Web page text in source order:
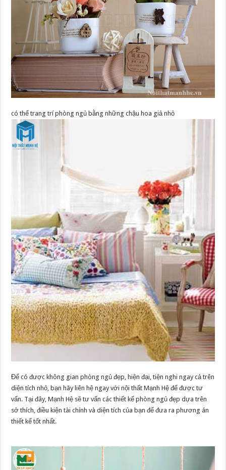
có thể trang trí phòng ngủ bằng những chậu hoa giả nhỏ
Để có được không gian phòng ngủ đẹp, hiện đại, tiện nghi ngay cả trên
diện tích nhỏ, bạn hãy liên hệ ngay với nội thất Mạnh Hệ để được tư
vấn. Tại đây, Mạnh Hệ sẽ tư vấn các thiết kế phòng ngủ đẹp dựa trên
sở thích, điều kiện tài chính và diện tích của bạn để đưa ra phương án
thiết kế tốt nhất.